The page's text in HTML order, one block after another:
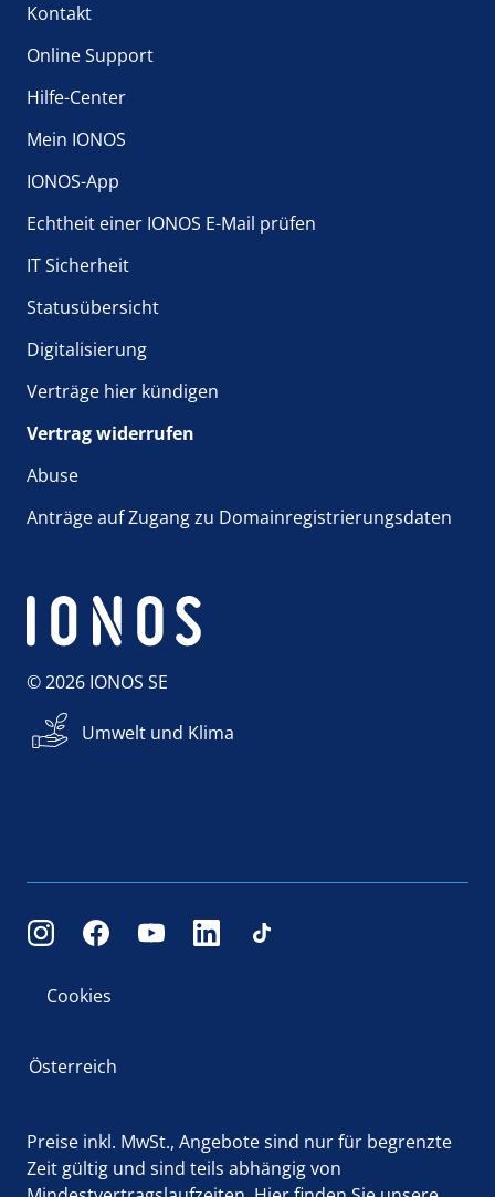
Kontakt
Online Support
Hilfe-Center
Mein IONOS
IONOS-App
Echtheit einer IONOS E-Mail prüfen
IT Sicherheit
Statusübersicht
Digitalisierung
Verträge hier kündigen
Vertrag widerrufen
Abuse
Anträge auf Zugang zu Domainregistrierungsdaten
© 2026 IONOS SE
Umwelt und Klima
Cookies
Österreich
Preise inkl. MwSt., Angebote sind nur für begrenzte
Zeit gültig und sind teils abhängig von